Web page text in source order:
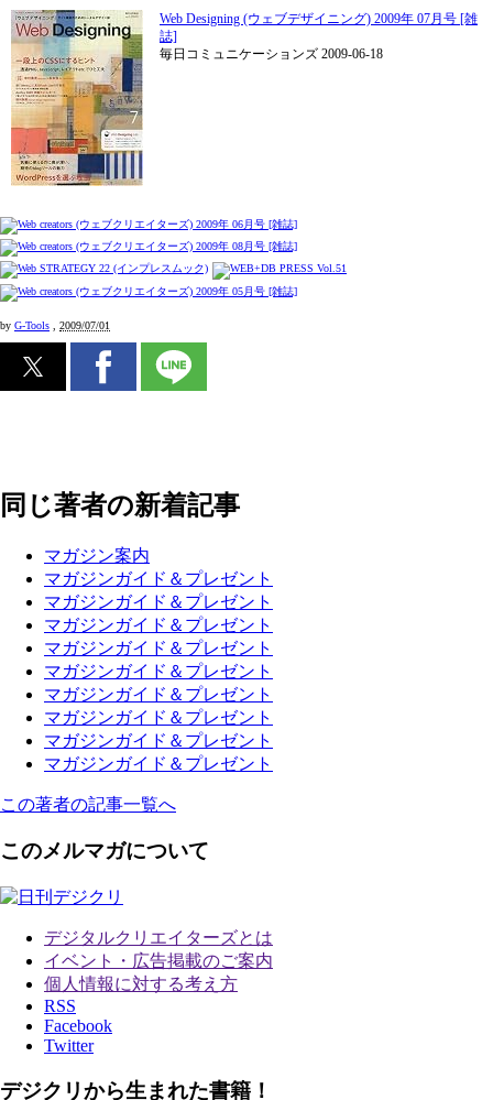
Web Designing (ウェブデザイニング) 2009年 07月号 [雑
誌]
毎日コミュニケーションズ 2009-06-18
by G-Tools 2009/07/01
同じ著者の新着記事
マガジン案内
マガジンガイド＆プレゼント
マガジンガイド＆プレゼント
マガジンガイド＆プレゼント
マガジンガイド＆プレゼント
マガジンガイド＆プレゼント
マガジンガイド＆プレゼント
マガジンガイド＆プレゼント
マガジンガイド＆プレゼント
マガジンガイド＆プレゼント
この著者の記事一覧へ
このメルマガについて
デジタルクリエイターズとは
イベント・広告掲載のご案内
個人情報に対する考え方
RSS
Facebook
Twitter
デジクリから生まれた書籍！